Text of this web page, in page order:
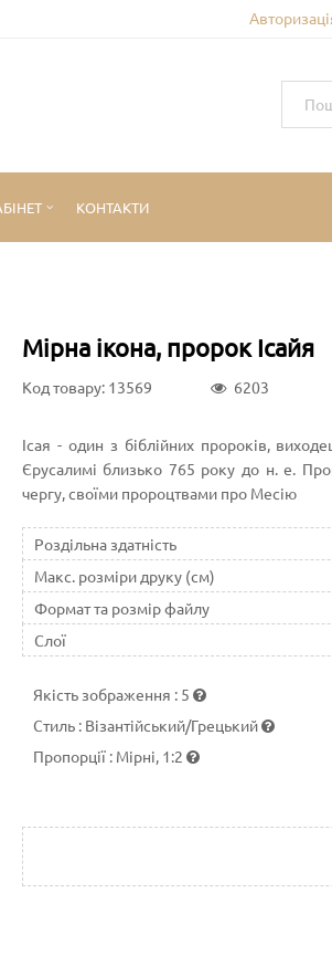
КОНТАКТИ
Мірна ікона, пророк Ісайя
Код товару: 13569 6203
Ісая - один з біблійних пророків,
Єрусалимі близько 765 року до н. е.
чергу, своїми пророцтвами про Месію
Роздільна здатність
Макс. розміри друку (см)
Формат та розмір файлу
Слої
Якість зображення : 5
Стиль : Візантійський/Грецький
Пропорції : Мірні, 1:2